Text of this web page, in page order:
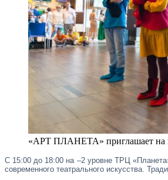
«АРТ ПЛАНЕТА» приглашает на
С 15:00 до 18:00 на –2 уровне ТРЦ
современного театрального искусства.